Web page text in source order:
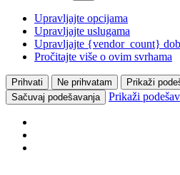
Upravljajte opcijama
Upravljajte uslugama
Upravljajte {vendor_count}
Pročitajte više o ovim svrhama
Prihvati Ne prihvatam
Prikaži
Sačuvaj podešavanja
Prikaži